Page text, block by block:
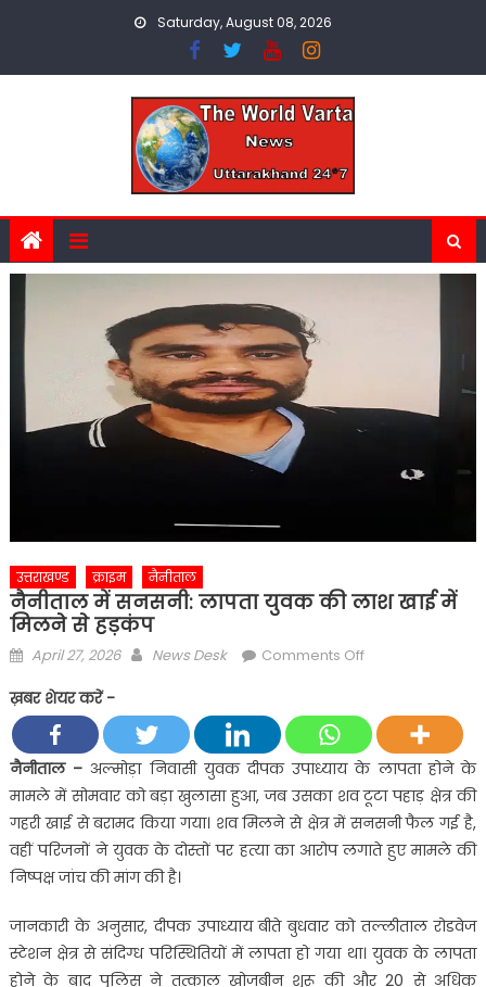
Saturday, August 08, 2026
उत्तराखण्ड क्राइम नैनीताल
नैनीताल में सनसनी: लापता युवक की लाश खाई में
मिलने से हड़कंप
Posted
April 27, 2026 Author
News Desk Comments Offon
सनसनी:
लापता
युवक
की
लाश
खाई
से
हड़कंप
ख़बर शेयर करें -
नैनीताल – अल्मोड़ा निवासी युवक दीपक उपाध्याय के लापता होने के
मामले में सोमवार को बड़ा खुलासा हुआ, जब उसका शव टूटा पहाड़ क्षेत्र की
गहरी खाई से बरामद किया गया। शव मिलने से क्षेत्र में सनसनी फैल गई है,
वहीं परिजनों ने युवक के दोस्तों पर हत्या का आरोप लगाते हुए मामले की
निष्पक्ष जांच की मांग की है।
जानकारी के अनुसार, दीपक उपाध्याय बीते बुधवार को तल्लीताल रोडवेज
स्टेशन क्षेत्र से संदिग्ध परिस्थितियों में लापता हो गया था। युवक के लापता
होने के बाद पुलिस ने तत्काल खोजबीन शुरू की और 20 से अधिक